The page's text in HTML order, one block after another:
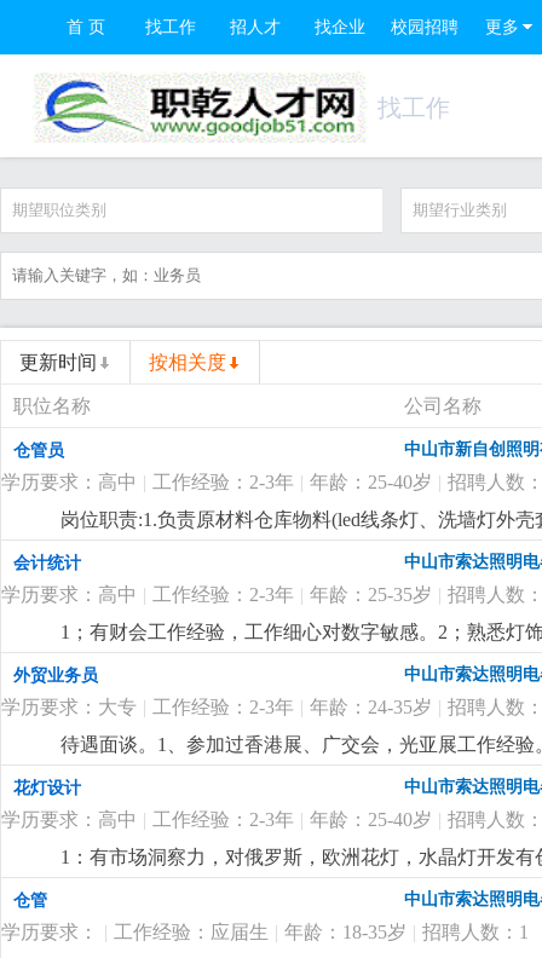
首 页 找工作 招人才 找企业 校园招聘 更多
找工作
期望职位类别 期望行业类别
更新时间 按相关度
职位名称 公司名称
仓管员 中山市新自创照
学历要求：高中 | 工作经验：2-3年 | 年龄：25-40岁 | 招聘人数
岗位职责:1.负责原材料仓库物料(led线条灯、洗墙灯外
盘点，保持数据准确性3.负责仓库物料进出单据整理录
会计统计 中山市索达照明
学历要求：高中 | 工作经验：2-3年 | 年龄：25-35岁 | 招聘人数
1；有财会工作经验，工作细心对数字敏感。2；熟悉灯
核算，懂看产品bom表。更详细...
外贸业务员 中山市索达照明
学历要求：大专 | 工作经验：2-3年 | 年龄：24-35岁 | 招聘人数
待遇面谈。1、参加过香港展、广交会，光亚展工作经
也有客户平台收入可观。更详细...
花灯设计 中山市索达照明
学历要求：高中 | 工作经验：2-3年 | 年龄：25-40岁 | 招聘人数
1：有市场洞察力，对俄罗斯，欧洲花灯，水晶灯开发
力。更详细...
仓管 中山市索达照明
学历要求： | 工作经验：应届生 | 年龄：18-35岁 | 招聘人数：1